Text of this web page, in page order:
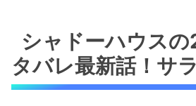
シャドーハウス
タバレ最新話！サ